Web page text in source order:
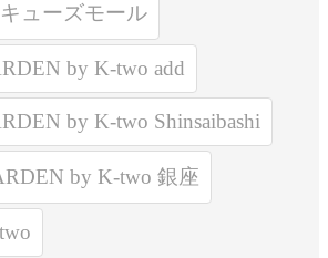
ューズモール
by K-two add
by K-two Shinsaibashi
by K-two 銀座